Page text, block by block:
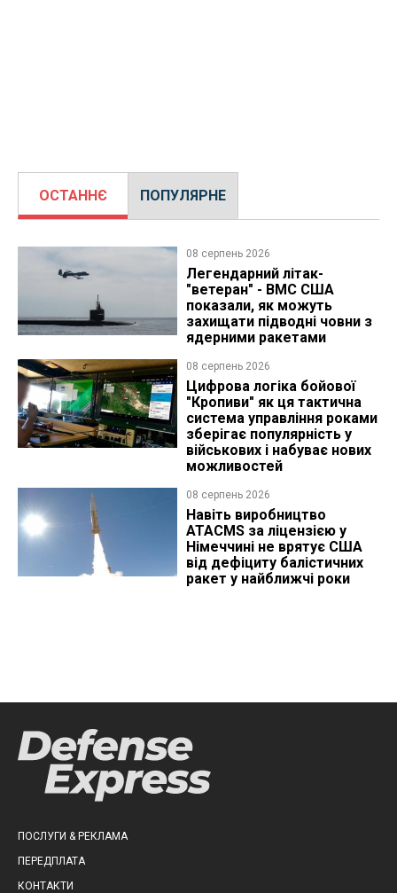
ОСТАННЄ ПОПУЛЯРНЕ
08 серпень 2026
Легендарний літак-
"ветеран" - ВМС США
показали, як можуть
захищати підводні човни з
ядерними ракетами
08 серпень 2026
Цифрова логіка бойової
"Кропиви" як ця тактична
система управління роками
зберігає популярність у
військових і набуває нових
можливостей
08 серпень 2026
Навіть виробництво
ATACMS за ліцензією у
Німеччині не врятує США
від дефіциту балістичних
ракет у найближчі роки
ПОСЛУГИ & РЕКЛАМА
ПЕРЕДПЛАТА
КОНТАКТИ